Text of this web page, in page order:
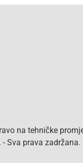
na tehničke
Sva prava zadržana.